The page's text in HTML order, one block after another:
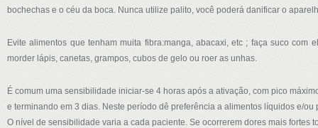
bochechas e o céu da boca. Nunca utilize palito, você poderá danificar o
Evite alimentos que tenham muita fibra:manga, abacaxi, etc ; faça suco com
morder lápis, canetas, grampos, cubos de gelo ou roer as unhas.
É comum uma sensibilidade iniciar-se 4 horas após a ativação, com pico
e terminando em 3 dias. Neste período dê preferência a alimentos líquidos e/ou
O nível de sensibilidade varia a cada paciente. Se ocorrerem dores mais fortes